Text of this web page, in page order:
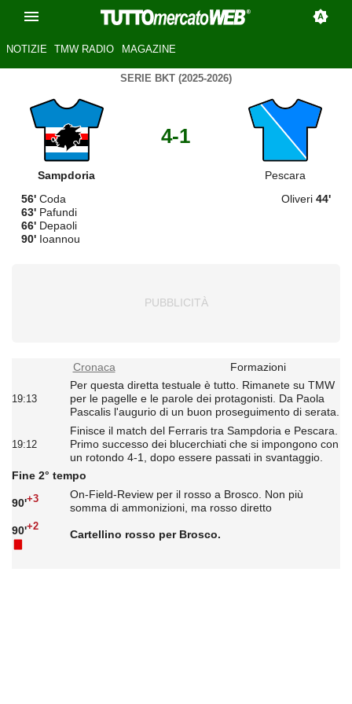
NOTIZIE TMW RADIO MAGAZINE
SERIE BKT (2025-2026)
Sampdoria
4-1
Pescara
56' Coda
63' Pafundi
66' Depaoli
90' Ioannou
Oliveri 44'
Cronaca Formazioni
19:13
Per questa diretta testuale è tutto. Rimanete su TMW
per le pagelle e le parole dei protagonisti. Da Paola
Pascalis l'augurio di un buon proseguimento di serata.
19:12
Finisce il match del Ferraris tra Sampdoria e Pescara.
Primo successo dei blucerchiati che si impongono con
un rotondo 4-1, dopo essere passati in svantaggio.
Fine 2° tempo
90'+3
On-Field-Review per il rosso a Brosco. Non più
somma di ammonizioni, ma rosso diretto
90'+2
Cartellino rosso per Brosco.